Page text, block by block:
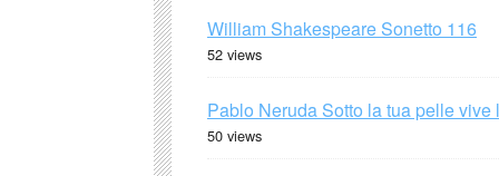
William Shakespeare Sonetto 116
52 views
Pablo Neruda Sotto la tua pelle vive
50 views